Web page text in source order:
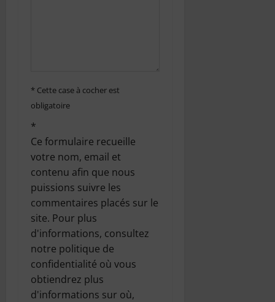
l
e
* Cette case à cocher est
obligatoire
*
Ce formulaire recueille
votre nom, email et
contenu afin que nous
puissions suivre les
commentaires placés sur le
site. Pour plus
d'informations, consultez
notre politique de
confidentialité où vous
obtiendrez plus
d'informations sur où,